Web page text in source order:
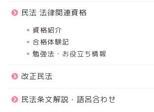
民法 法律関連資格
資格紹介
合格体験記
勉強法・お役立ち情報
改正民法
民法条文解説・語呂合わせ